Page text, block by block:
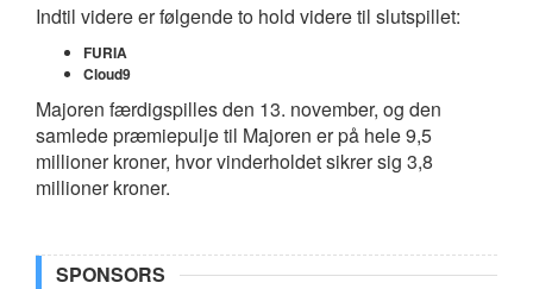
Indtil videre er følgende to hold videre til slutspillet:
FURIA
Cloud9
Majoren færdigspilles den 13. november, og den
samlede præmiepulje til Majoren er på hele 9,5
millioner kroner, hvor vinderholdet sikrer sig 3,8
millioner kroner.
SPONSORS